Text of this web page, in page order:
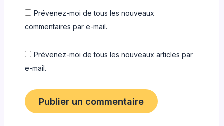
Prévenez-moi de tous les nouveaux
commentaires par e-mail.
Prévenez-moi de tous les nouveaux articles par
e-mail.